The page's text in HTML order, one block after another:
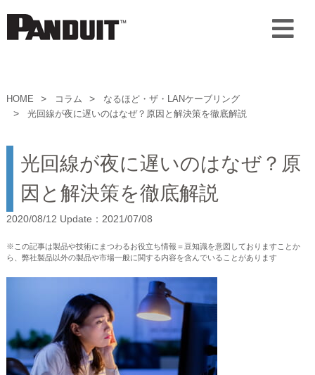
HOME コラム
なるほど・ザ・LANケーブリング
光回線が夜に遅いのはなぜ？原因と解決策を徹底解説
光回線が夜に遅いのはなぜ？原
因と解決策を徹底解説
2020/08/12 Update：2021/07/08
※この記事は製品や技術にまつわるお役立ち情報＝豆知識を意図しておりますことか
ら、弊社製品以外の製品や市場一般に関する内容を含んでいることがあります